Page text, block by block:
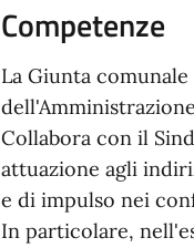
Competenze
La Giunta
Collabora con il
attuazione agli
e di impulso nei
In particolare,